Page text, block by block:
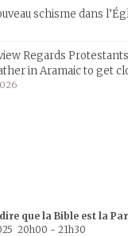
schisme dans
Regards
in Aramaic to get
que la Bible est la
20h00 - 21h30